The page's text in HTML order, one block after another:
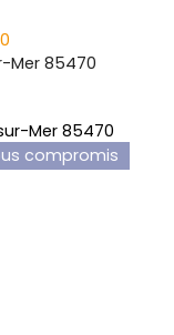
Mer 85470
compromis